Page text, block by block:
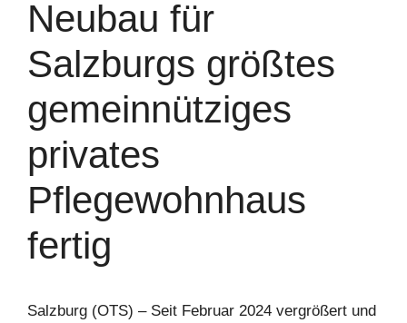
Neubau für
Salzburgs größtes
gemeinnütziges
privates
Pflegewohnhaus
fertig
Salzburg (OTS) – Seit Februar 2024 vergrößert und